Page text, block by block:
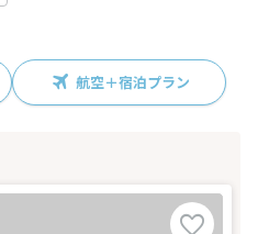
航空＋宿泊プラン